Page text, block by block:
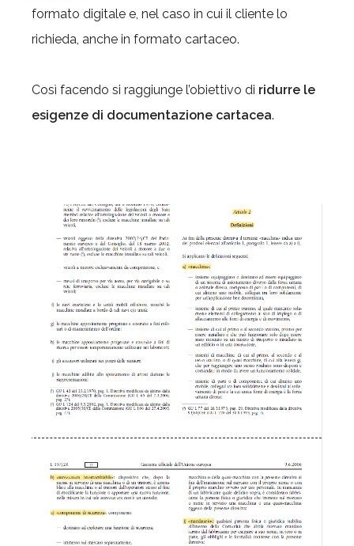
formato digitale e, nel caso in cui il cliente lo
richieda, anche in formato cartaceo.
Così facendo si raggiunge l’obiettivo di ridurre le
esigenze di documentazione cartacea.